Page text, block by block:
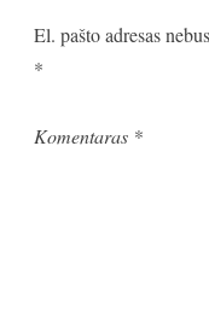
El. pašto adresas
*
Komentaras *